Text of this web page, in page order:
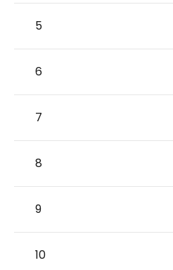
5
6
7
8
9
10